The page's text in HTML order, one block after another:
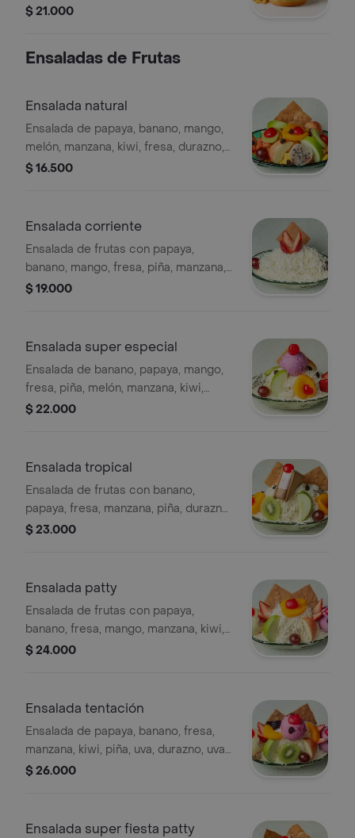
lechuga, tomate y queso.
$ 21.000
Ensaladas de Frutas
Ensalada natural
Ensalada de papaya, banano, mango,
melón, manzana, kiwi, fresa, durazno,
uva, cereza y galleta.
$ 16.500
Ensalada corriente
Ensalada de frutas con papaya,
banano, mango, fresa, piña, manzana,
crema y queso, decorada con
$ 19.000
Ensalada super especial
Ensalada de banano, papaya, mango,
fresa, piña, melón, manzana, kiwi,
durazno, cereza, helado, queso,
$ 22.000
Ensalada tropical
Ensalada de frutas con banano,
papaya, fresa, manzana, piña, durazno,
uva, cereza, uvas pasas, kiwi, helado
$ 23.000
Ensalada patty
Ensalada de frutas con papaya,
banano, fresa, mango, manzana, kiwi,
pitaya, uva, melocotón, cereza, uvas
$ 24.000
Ensalada tentación
Ensalada de papaya, banano, fresa,
manzana, kiwi, piña, uva, durazno, uvas
pasas, cereza, gelatina, barquillo, 3
$ 26.000
Ensalada super fiesta patty